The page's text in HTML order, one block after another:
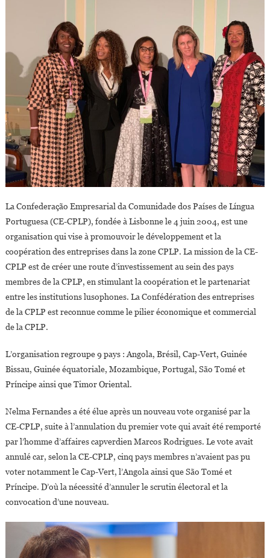
La Confederação Empresarial da Comunidade dos Países de Língua
Portuguesa (CE-CPLP), fondée à Lisbonne le 4 juin 2004, est une
organisation qui vise à promouvoir le développement et la
coopération des entreprises dans la zone CPLP. La mission de la CE-
CPLP est de créer une route d’investissement au sein des pays
membres de la CPLP, en stimulant la coopération et le partenariat
entre les institutions lusophones. La Confédération des entreprises
de la CPLP est reconnue comme le pilier économique et commercial
de la CPLP.
L’organisation regroupe 9 pays : Angola, Brésil, Cap-Vert, Guinée
Bissau, Guinée équatoriale, Mozambique, Portugal, São Tomé et
Príncipe ainsi que Timor Oriental.
Nelma Fernandes a été élue après un nouveau vote organisé par la
CE-CPLP, suite à l’annulation du premier vote qui avait été remporté
par l’homme d’affaires capverdien Marcos Rodrigues. Le vote avait
annulé car, selon la CE-CPLP, cinq pays membres n’avaient pas pu
voter notamment le Cap-Vert, l’Angola ainsi que São Tomé et
Príncipe. D’où la nécessité d’annuler le scrutin électoral et la
convocation d’une nouveau.